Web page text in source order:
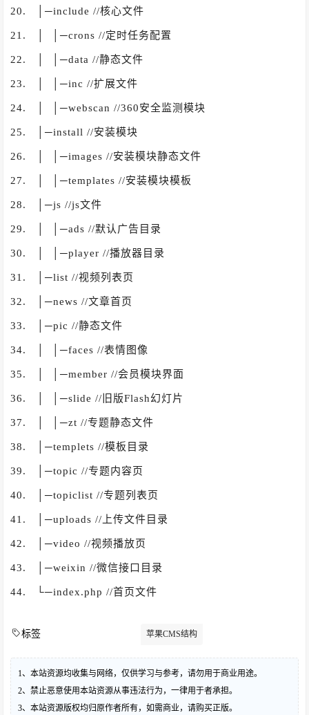
20. │─include //核心文件
21. │ │─crons //定时任务配置
22. │ │─data //静态文件
23. │ │─inc //扩展文件
24. │ │─webscan //360安全监测模块
25. │─install //安装模块
26. │ │─images //安装模块静态文件
27. │ │─templates //安装模块模板
28. │─js //js文件
29. │ │─ads //默认广告目录
30. │ │─player //播放器目录
31. │─list //视频列表页
32. │─news //文章首页
33. │─pic //静态文件
34. │ │─faces //表情图像
35. │ │─member //会员模块界面
36. │ │─slide //旧版Flash幻灯片
37. │ │─zt //专题静态文件
38. │─templets //模板目录
39. │─topic //专题内容页
40. │─topiclist //专题列表页
41. │─uploads //上传文件目录
42. │─video //视频播放页
43. │─weixin //微信接口目录
44. └─index.php //首页文件
标签 苹果CMS结构
1、本站资源均收集与网络，仅供学习与参考，请勿用于商业用途。
2、禁止恶意使用本站资源从事违法行为，一律用于者承担。
3、本站资源版权均归原作者所有，如需商业，请购买正版。